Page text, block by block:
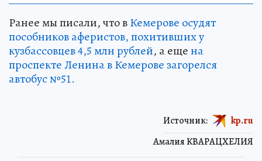
Ранее мы писали, что вКемерове осудят
пособников аферистов, похитивших у
кузбассовцев 4,5 млн рублей, а ещена
проспекте Ленина в Кемерове загорелся
автобус №51.
Амалия КВАРАЦХЕЛИЯ
Источник: kp.ru